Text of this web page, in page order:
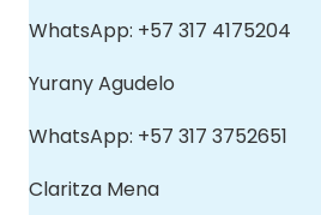
WhatsApp: +57 317 4175204
Yurany Agudelo
WhatsApp: +57 317 3752651
Claritza Mena